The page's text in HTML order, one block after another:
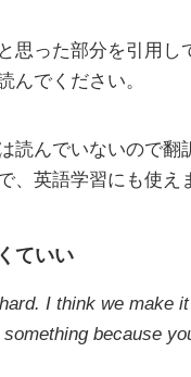
思った部分を引用
んでください。
読んでいないので
、英語学習にも使え
ていい
I think we make
because